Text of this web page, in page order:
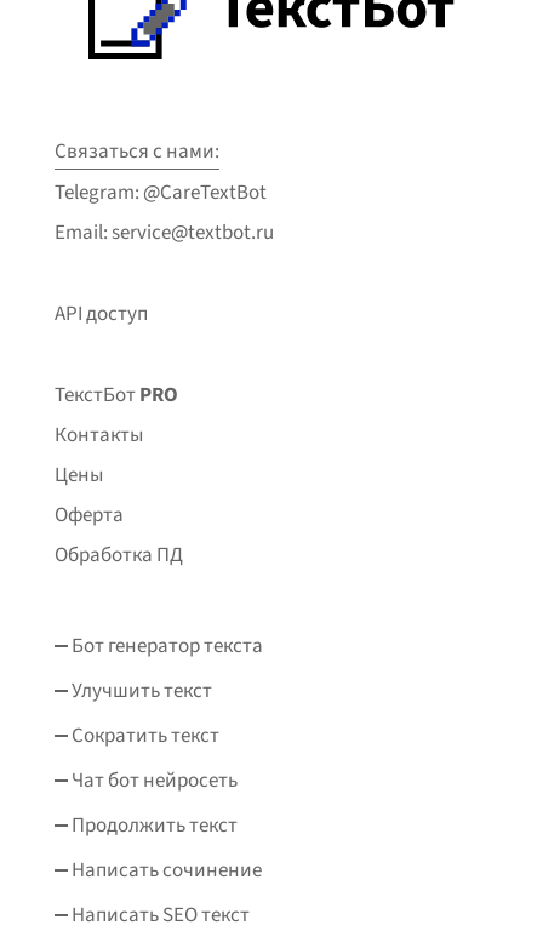
Связаться с нами:
Telegram: @CareTextBot
Email: service@textbot.ru
API доступ
ТекстБотPRO
Контакты
Цены
Оферта
Обработка ПД
Бот генератор текста
Улучшить текст
Сократить текст
Чат бот нейросеть
Продолжить текст
Написать сочинение
Написать SEO текст